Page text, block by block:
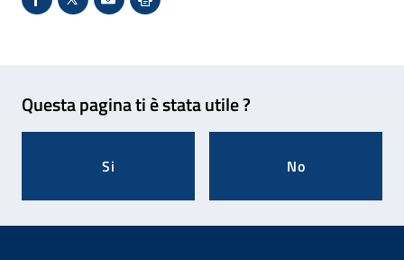
Condividi su Facebook - Sito esterno - Apertura in
X - Sito esterno - Apertura in nuova finestra
Invio Mail: apre il programma di posta
Stampa pagina: scelta meno
Questa pagina ti è stata utile ?
Si No